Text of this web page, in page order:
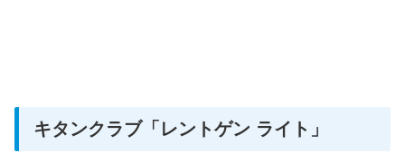
キタンクラブ「レントゲン ライト」